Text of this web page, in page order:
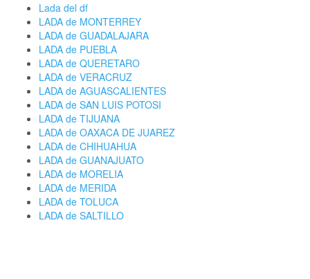
Lada del df
LADA de MONTERREY
LADA de GUADALAJARA
LADA de PUEBLA
LADA de QUERETARO
LADA de VERACRUZ
LADA de AGUASCALIENTES
LADA de SAN LUIS POTOSI
LADA de TIJUANA
LADA de OAXACA DE JUAREZ
LADA de CHIHUAHUA
LADA de GUANAJUATO
LADA de MORELIA
LADA de MERIDA
LADA de TOLUCA
LADA de SALTILLO